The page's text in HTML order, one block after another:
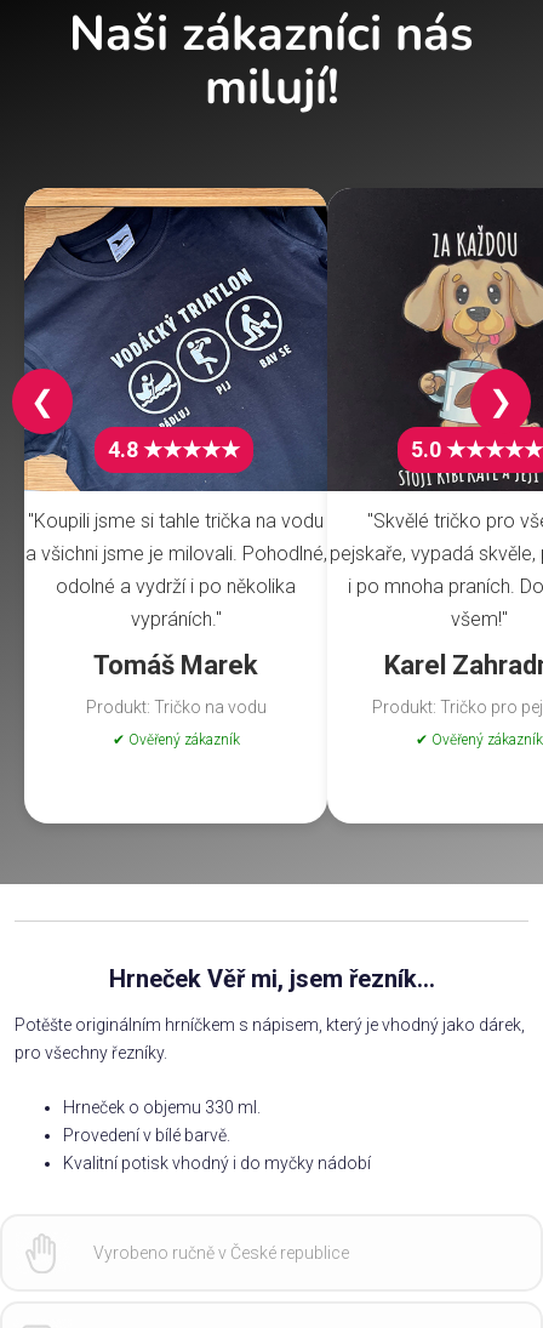
Naši zákazníci nás
milují!
4.8 ★★★★★
"Koupili jsme si tahle trička na vodu
a všichni jsme je milovali. Pohodlné,
odolné a vydrží i po několika
vypráních."
Tomáš Marek
Produkt: Tričko na vodu
✔ Ověřený zákazník
5.0 ★★★★★
"Skvělé tričko pro
pejskaře, vypadá
i po mnoha praních.
všem!"
Karel
Produkt: Tričko pro
✔ Ověřený zákazník
❮ ❯
Hrneček Věř mi, jsem řezník...
Potěšte originálním hrníčkem s nápisem, který je vhodný jako dárek,
pro všechny řezníky.
Hrneček o objemu 330 ml.
Provedení v bílé barvě.
Kvalitní potisk vhodný i do myčky nádobí
Vyrobeno ručně v České republice